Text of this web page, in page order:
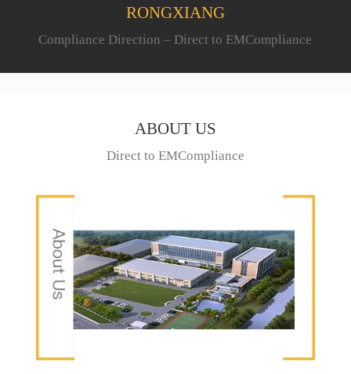
RONGXIANG
Compliance Direction – Direct to EMCompliance
ABOUT US
Direct to EMCompliance